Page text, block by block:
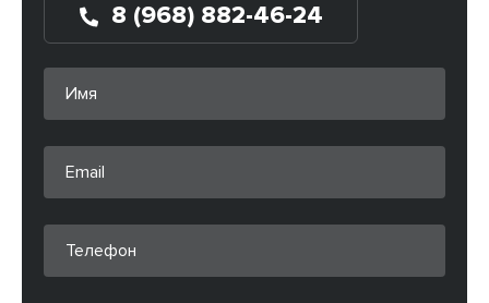
8 (968) 882-46-24